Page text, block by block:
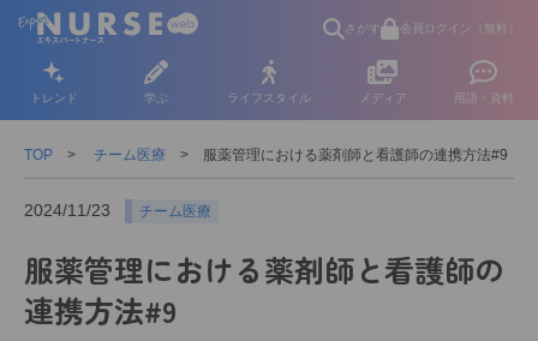
さがす 会員ログイン（無料）
トレンド 学ぶ ライフスタイル メディア 用語・資料
TOP チーム医療 服薬管理における薬剤師と看護師の連携方法#9
2024/11/23 チーム医療
服薬管理における薬剤師と看護師の
連携方法#9